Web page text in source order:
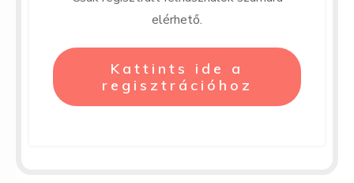
elérhető.
Kattints ide a
regisztrációhoz